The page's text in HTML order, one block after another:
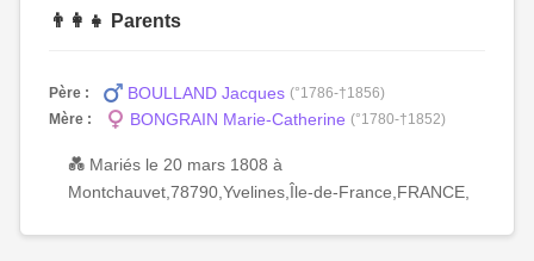
👨‍👩‍👧 Parents
Père : BOULLAND Jacques (°1786-†1856)
Mère :
BONGRAIN Marie-Catherine (°1780-†1852)
💑 Mariés le 20 mars 1808 à
Montchauvet,78790,Yvelines,Île-de-France,FRANCE,